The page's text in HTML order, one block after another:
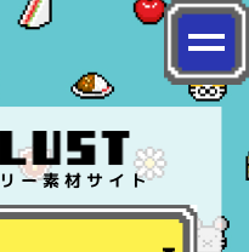
ー素材サイト